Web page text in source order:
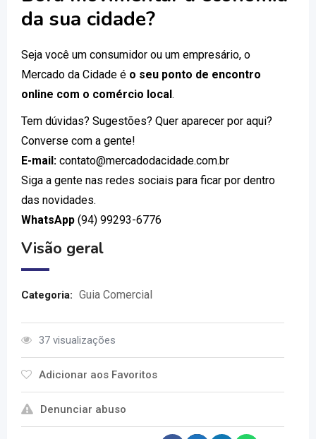
da sua cidade?
Seja você um consumidor ou um empresário, o
Mercado da Cidade é o seu ponto de encontro
online com o comércio local.
Tem dúvidas? Sugestões? Quer aparecer por aqui?
Converse com a gente!
E-mail: contato@mercadodacidade.com.br
Siga a gente nas redes sociais para ficar por dentro
das novidades.
WhatsApp (94) 99293-6776
Visão geral
Categoria: Guia Comercial
37 visualizações
Adicionar aos Favoritos
Denunciar abuso